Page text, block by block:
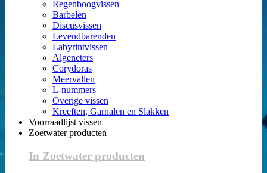
Regenboogvissen
Barbelen
Discusvissen
Levendbarenden
Labyrintvissen
Algeneters
Corydoras
Meervallen
L-nummers
Overige vissen
Kreeften, Garnalen en Slakken
Voorraadlijst vissen
Zoetwater producten
In Zoetwater producten